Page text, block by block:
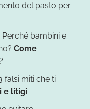
del pasto per
Perché bambini e
Come
?
falsi miti che ti
e litigi